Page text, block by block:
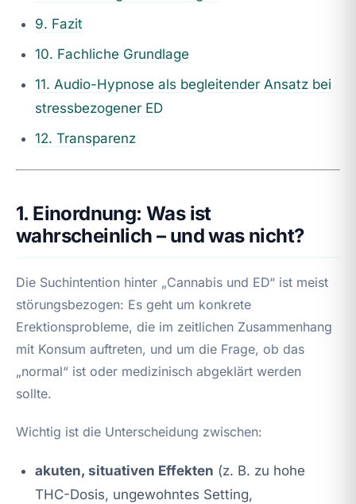
9. Fazit
10. Fachliche Grundlage
11. Audio-Hypnose als begleitender Ansatz bei
stressbezogener ED
12. Transparenz
1. Einordnung: Was ist
wahrscheinlich – und was nicht?
Die Suchintention hinter „Cannabis und ED“ ist meist
störungsbezogen: Es geht um konkrete
Erektionsprobleme, die im zeitlichen Zusammenhang
mit Konsum auftreten, und um die Frage, ob das
„normal“ ist oder medizinisch abgeklärt werden
sollte.
Wichtig ist die Unterscheidung zwischen:
akuten, situativen Effekten (z. B. zu hohe
THC-Dosis, ungewohntes Setting,